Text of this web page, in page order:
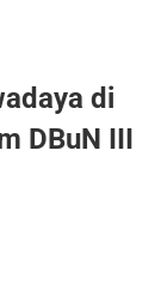
di
DBuN III